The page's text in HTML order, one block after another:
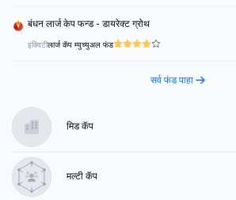
बंधन लार्ज केप फन्ड - डायरेक्ट ग्रोथ
इक्विटीलार्ज कॅप म्युच्युअल फंड
सर्व फंड पाहा
मिड कॅप
मल्टी कॅप